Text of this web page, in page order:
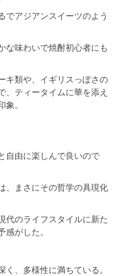
でアジアンスイーツのよう
な味わいで焼酎初心者にも
キ類や、イギリスっぽさの
、ティータイムに華を添え
象。
自由に楽しんで良いので
、まさにその哲学の具現化
代のライフスタイルに新た
感がした。
、多様性に満ちている。